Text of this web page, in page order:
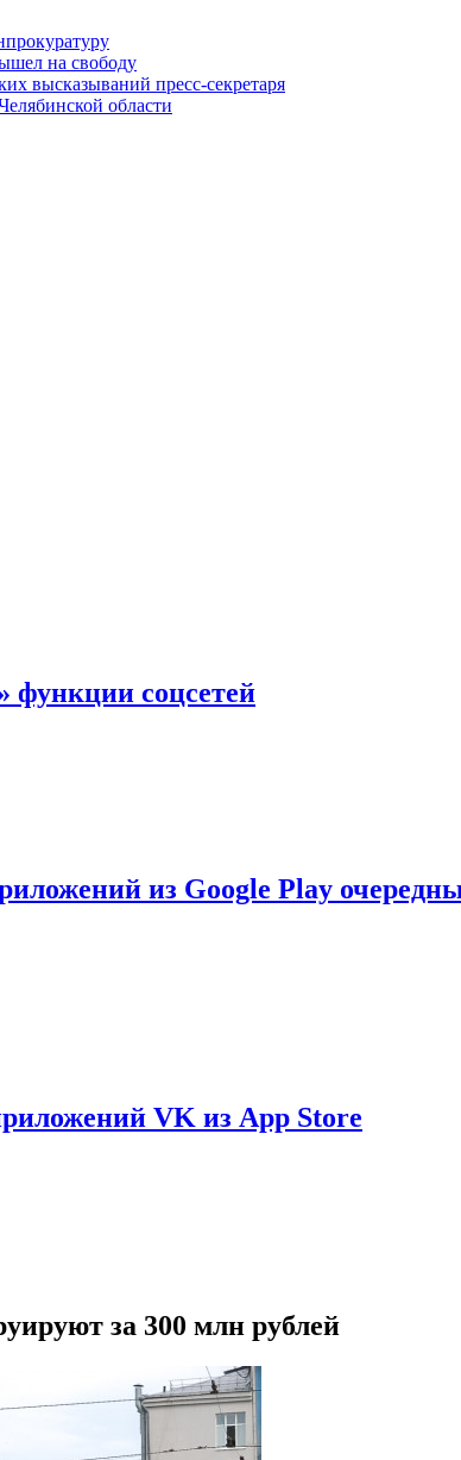
на свободу
высказываний пресс-секретаря
области
функции соцсетей
из Google Play
VK из App Store
за 300 млн рублей